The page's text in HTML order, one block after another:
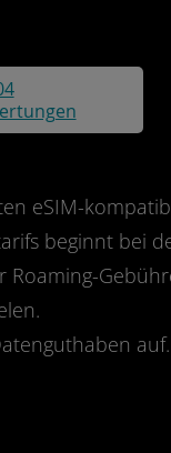
eSIM-
beginnt bei
Roaming-
auf.